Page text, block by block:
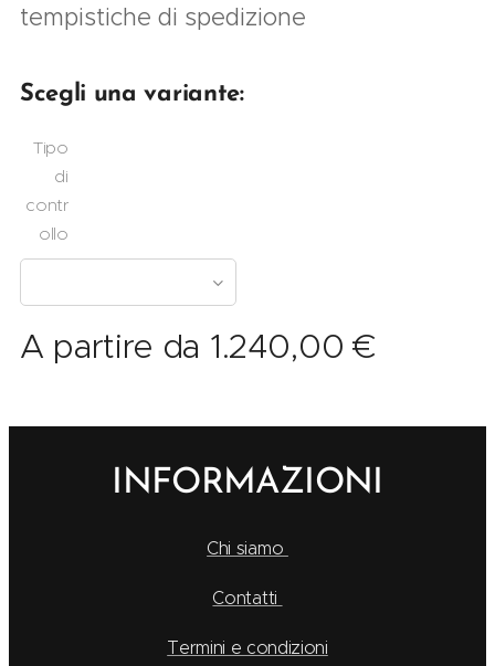
tempistiche di spedizione
Scegli una variante:
Tipo
di
contr
ollo
A partire da 1.240,00 €
INFORMAZIONI
Chi siamo
Contatti
Termini e condizioni